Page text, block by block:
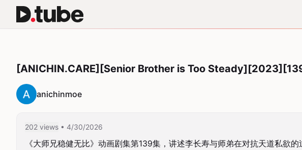
[ANICHIN.CARE][Senior Brother is Too
anichinmoe
202 views • 4/30/2026
《大师兄稳健无比》动画剧集第139集，讲述李长寿与师弟在对抗天道私欲